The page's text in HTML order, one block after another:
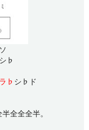
ソ
シ♭
ラ♭ シ♭ド
全全全半。